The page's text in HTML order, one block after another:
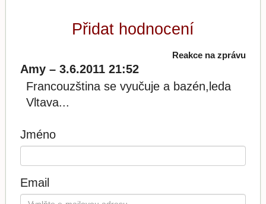
Přidat hodnocení
Reakce na zprávu
Amy – 3.6.2011 21:52
Francouzština se vyučuje a bazén,leda
Vltava...
Jméno
Email